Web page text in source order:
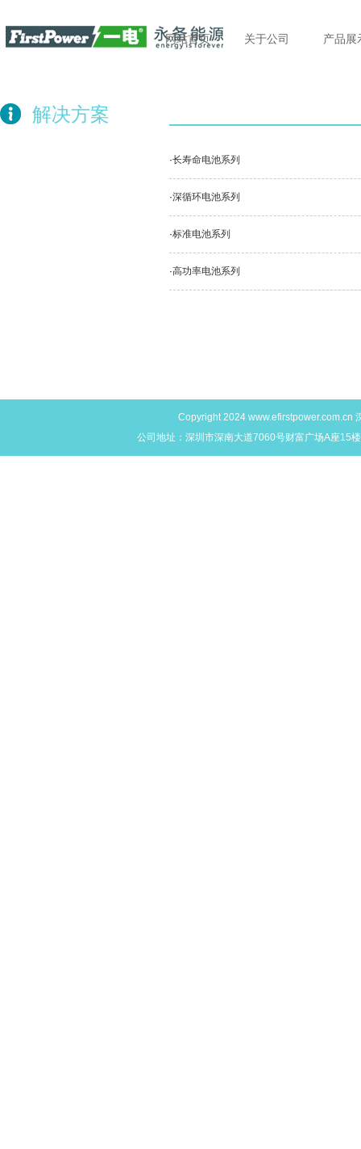
网站首页 关于公司 产品展
解决方案
·长寿命电池系列
·深循环电池系列
·标准电池系列
·高功率电池系列
Copyright 2024 www.efirstpower.com.cn
公司地址：深圳市深南大道7060号财富广场A座15